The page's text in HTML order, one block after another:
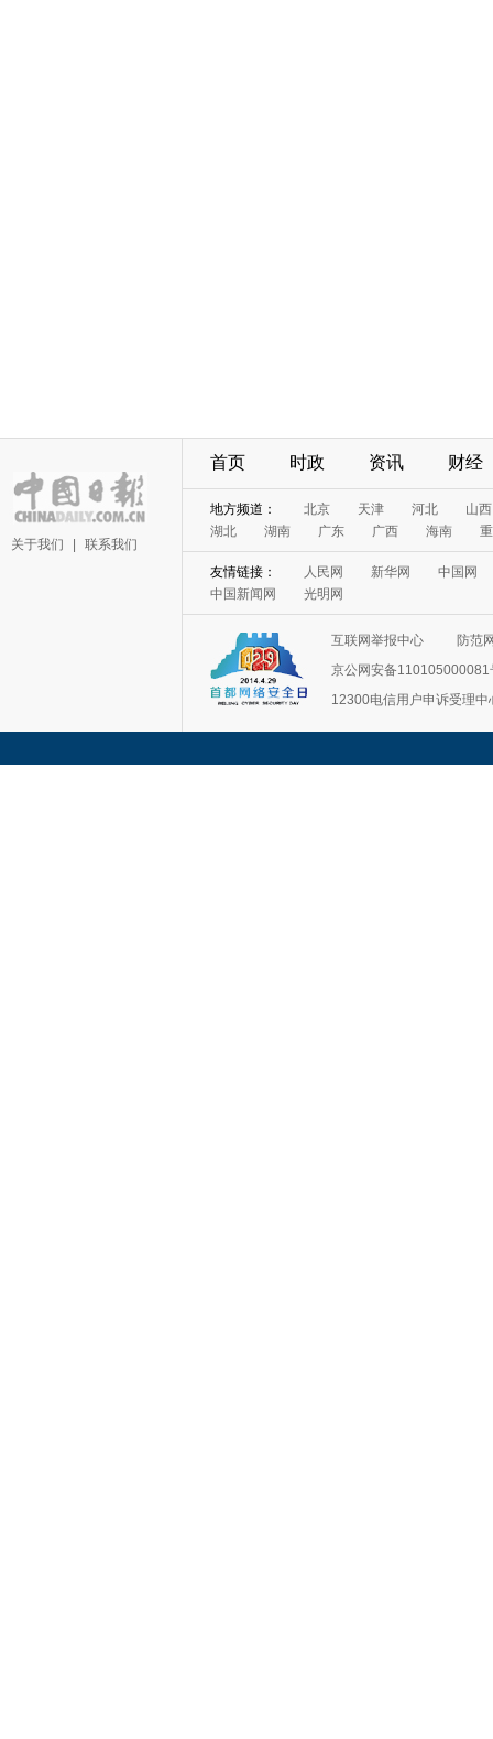
关于我们 联系我们
首页 时政 资讯 财经
地方频道： 北京 天津 河北
山西
湖北
湖南 广东 广西 海南
友情链接： 人民网 新华网
中国网
中国新闻网
光明网
互联网举报中心
防范
京公网安备110105000081
12300电信用户申诉受理中